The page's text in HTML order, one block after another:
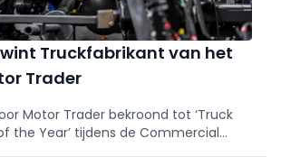
wint Truckfabrikant van het
Trader
Motor Trader bekroond tot ‘Truck
the Year’ tijdens de Commercial